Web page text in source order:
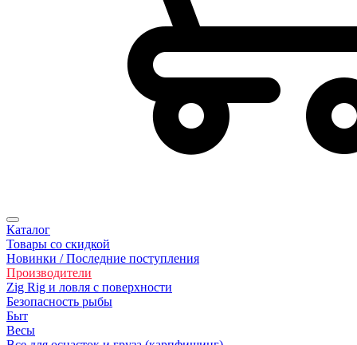
Каталог
Товары со скидкой
Новинки / Последние поступления
Производители
Zig Rig и ловля с поверхности
Безoпасность рыбы
Быт
Весы